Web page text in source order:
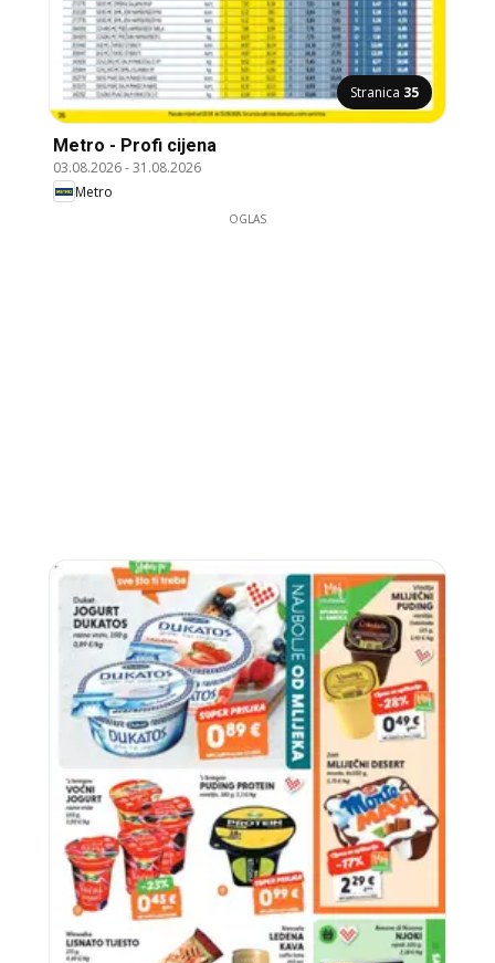
Stranica 35
Metro - Profi cijena
03.08.2026-31.08.2026
Metro
OGLAS